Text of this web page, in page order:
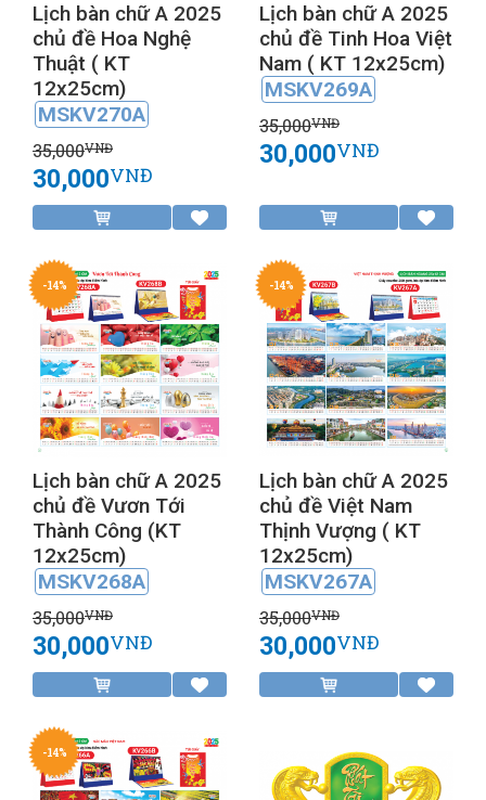
Lịch bàn chữ A 2025
chủ đề Hoa Nghệ
Thuật ( KT
12x25cm)
MSKV270A
35,000VNĐ
30,000VNĐ
Lịch bàn chữ A 2025
chủ đề Tinh Hoa Việt
Nam ( KT 12x25cm)
MSKV269A
35,000VNĐ
30,000VNĐ
-14%
Lịch bàn chữ A 2025
chủ đề Vươn Tới
Thành Công (KT
12x25cm)
MSKV268A
35,000VNĐ
30,000VNĐ
-14%
Lịch bàn chữ A 2025
chủ đề Việt Nam
Thịnh Vượng ( KT
12x25cm)
MSKV267A
35,000VNĐ
30,000VNĐ
-14%